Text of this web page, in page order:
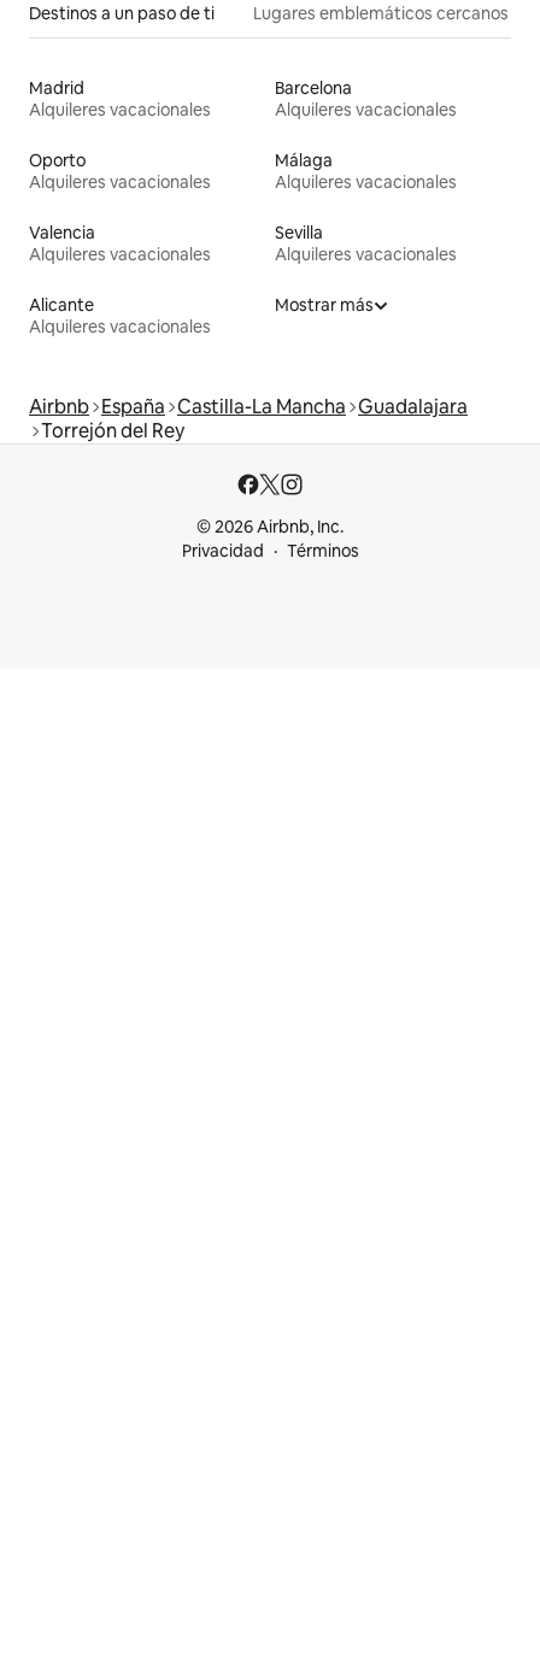
Destinos a un paso de ti Lugares emblemáticos cercanos
Madrid
Alquileres vacacionales
Barcelona
Alquileres vacacionales
Oporto
Alquileres vacacionales
Málaga
Alquileres vacacionales
Valencia
Alquileres vacacionales
Sevilla
Alquileres vacacionales
Alicante
Alquileres vacacionales
Mostrar más
Airbnb España Castilla-La Mancha Guadalajara
Torrejón del Rey
© 2026 Airbnb, Inc.
Privacidad
Términos